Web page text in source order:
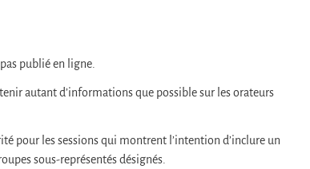
publié en ligne.
autant d’informations que possible sur les orateurs
pour les sessions qui montrent l’intention d’inclure un
sous-représentés désignés.